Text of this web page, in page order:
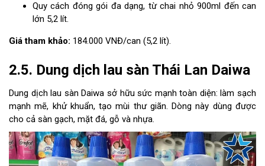
Quy cách đóng gói đa dạng, từ chai nhỏ 900ml đến can
lớn 5,2 lít.
Giá tham khảo: 184.000 VNĐ/can (5,2 lít).
2.5. Dung dịch lau sàn Thái Lan Daiwa
Dung dịch lau sàn Daiwa sở hữu sức mạnh toàn diện: làm sạch
mạnh mẽ, khử khuẩn, tạo mùi thư giãn. Dòng này dùng được
cho cả sàn gạch, mặt đá, gỗ và nhựa.